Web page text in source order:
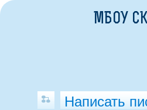
МБОУ
Написать